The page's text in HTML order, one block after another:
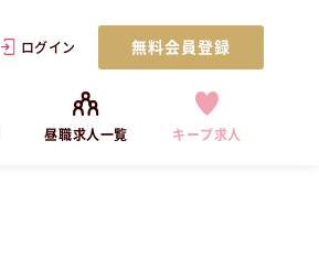
ログイン 無料会員登録
昼職求人一覧 キープ求人